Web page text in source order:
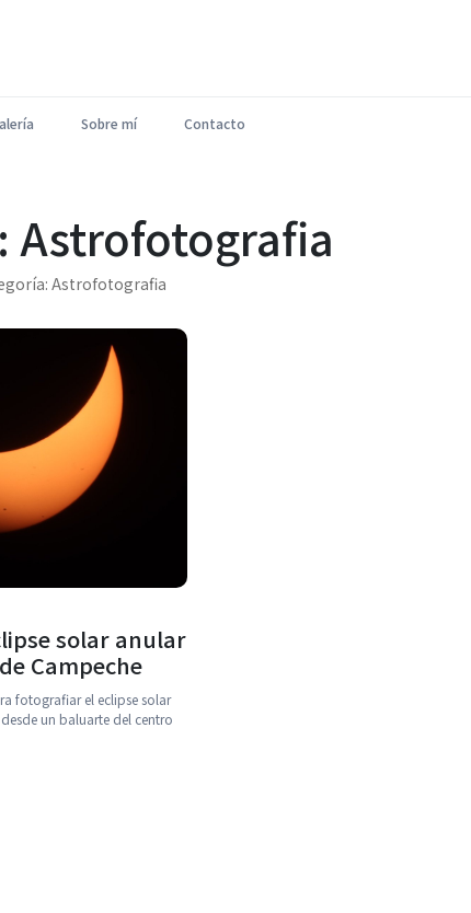
Sobre mí Contacto
Astrofotografia
Astrofotografia
solar anular
Campeche
fotografiar el eclipse solar
un baluarte del centro